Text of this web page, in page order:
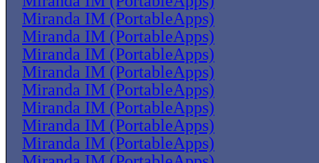
Miranda IM (PortableApps)
Miranda IM (PortableApps)
Miranda IM (PortableApps)
Miranda IM (PortableApps)
Miranda IM (PortableApps)
Miranda IM (PortableApps)
Miranda IM (PortableApps)
Miranda IM (PortableApps)